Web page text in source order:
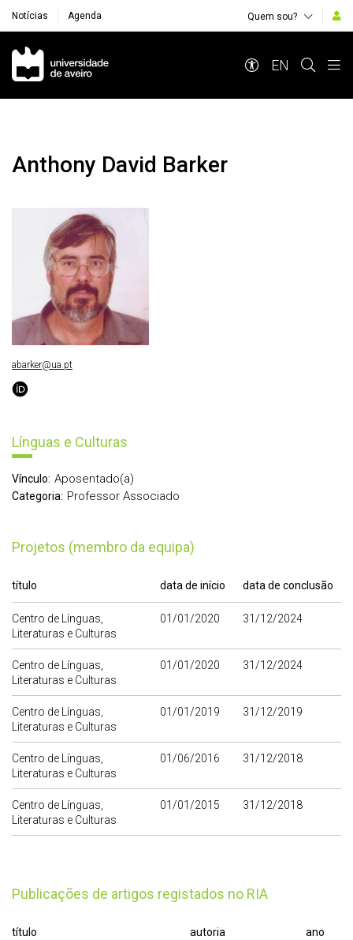
Notícias Agenda Quem sou?
Navegação Principal
EN
Anthony David Barker
Línguas e Culturas
Vínculo: Aposentado(a)
Categoria: Professor Associado
Projetos (membro da equipa)
título data de início data de conclusão
Centro de Línguas,
Literaturas e Culturas
01/01/2020 31/12/2024
Centro de Línguas,
Literaturas e Culturas
01/01/2020 31/12/2024
Centro de Línguas,
Literaturas e Culturas
01/01/2019 31/12/2019
Centro de Línguas,
Literaturas e Culturas
01/06/2016 31/12/2018
Centro de Línguas,
Literaturas e Culturas
01/01/2015 31/12/2018
publicações de artigos registados no RIA
título autoria ano
abarker@ua.pt